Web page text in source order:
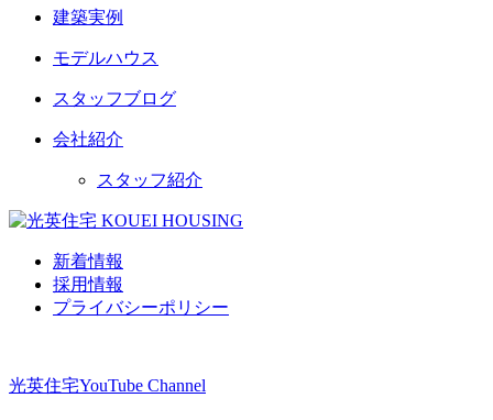
建築実例
モデルハウス
スタッフブログ
会社紹介
スタッフ紹介
新着情報
採用情報
プライバシーポリシー
光英住宅YouTube Channel